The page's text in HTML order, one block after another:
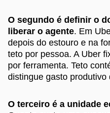
O segundo é definir o
liberar o agente. Em
depois do estouro e na
teto por pessoa. A Uber
por ferramenta. Teto
distingue gasto produtivo
O terceiro é a unidade